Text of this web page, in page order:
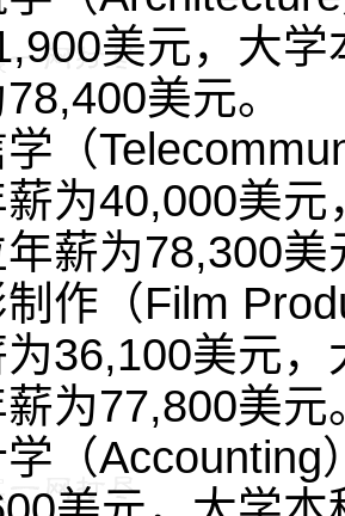
美元，大
美元。
学（
为40,000美
年薪为78,300美
制作（Film
36,100美元
为77,800美元
（Accounting